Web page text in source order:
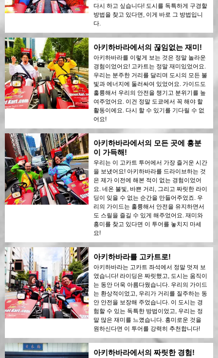
다시 하고 싶습니다! 도시를 독특하게 구경할
방법을 찾고 있다면, 이게 바로 그 방법입니
다.
아키하바라에서의 끊임없는 재미!
아키하바라를 이렇게 보는 것은 정말 놀라운
경험이었어요! 고카트는 정말 재미있었어요.
우리는 분주한 거리를 달리며 도시의 모든 불
빛과 에너지에 둘러싸여 있었어요. 가이드도
훌륭해서 우리의 안전을 챙기고 분위기를 높
여주었어요. 이건 정말 도쿄에서 꼭 해야 할
활동이에요. 다시 할 수 있기를 기다릴 수 없
어요!
아키하바라에서의 모든 곳에 흥분
이 가득해!
우리는 이 고카트 투어에서 가장 즐거운 시간
을 보냈어요! 아키하바라를 드라이브하는 것
은 제가 이전에 해본 적이 없는 경험이었어
요. 네온 불빛, 바쁜 거리, 그리고 짜릿한 라이
딩이 잊을 수 없는 순간을 만들어주었죠. 우
리의 가이드는 훌륭해서 안전을 유지하면서
도 스릴을 즐길 수 있게 해주었어요. 재미와
흥미를 찾고 있다면 이 투어를 놓치지 마세
요!
아키하바라를 고카트로!
아키하바라는 고카트 좌석에서 정말 멋져 보
였습니다! 라이딩은 짜릿했고, 도시는 움직이
는 동안 더욱 아름다웠습니다. 우리의 가이드
는 환상적이었고, 우리가 거리를 질주하는 동
안 안전을 보장해 주었습니다. 이 도시는 경
험할 수 있는 독특한 방법이었고, 우리는 정
말 많은 재미를 느꼈습니다. 흥미로운 것을
원하신다면 이 투어를 강력히 추천합니다!
아키하바라에서의 짜릿한 경험!